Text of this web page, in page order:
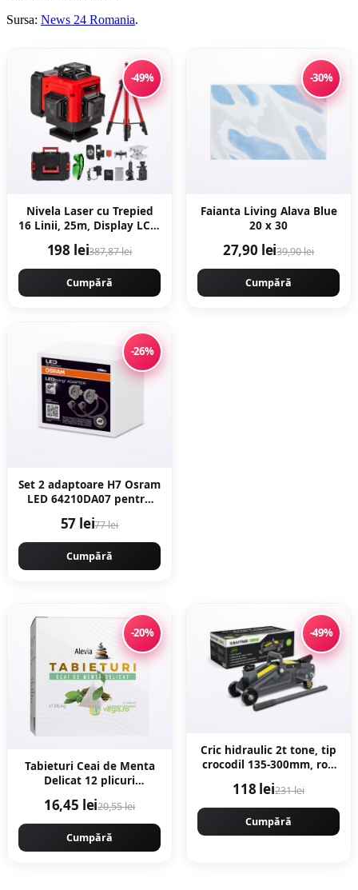
Sursa: News 24 Romania.
-49%
Nivela Laser cu Trepied
16 Linii, 25m, Display LCD,
±0.2 mm/1m, Profesional,
CAMPION PROFESIONAL
CMP1727
198 lei387,87 lei
Cumpără
-30%
Faianta Living Alava Blue
20 x 30
27,90 lei39,90 lei
Cumpără
-26%
Set 2 adaptoare H7 Osram
LED 64210DA07 pentru
57 lei77 lei
Cumpără
-20%
Tabieturi Ceai de Menta
Delicat 12 plicuri
16,45 lei20,55 lei
Cumpără
-49%
Cric hidraulic 2t tone, tip
crocodil 135-300mm, roti
KRAFTNER KF-4927
118 lei231 lei
Cumpără